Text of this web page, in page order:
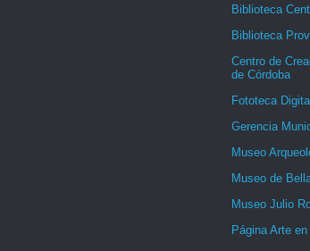
Biblioteca
Biblioteca
Centro de
de Córdoba
Fototeca
Gerencia
Museo
Museo de
Museo Julio
Página Arte